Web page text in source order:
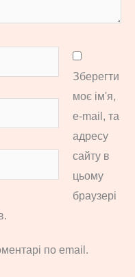
Зберегти
моє ім'я,
e-mail, та
адресу
сайту в
цьому
браузері
по email.